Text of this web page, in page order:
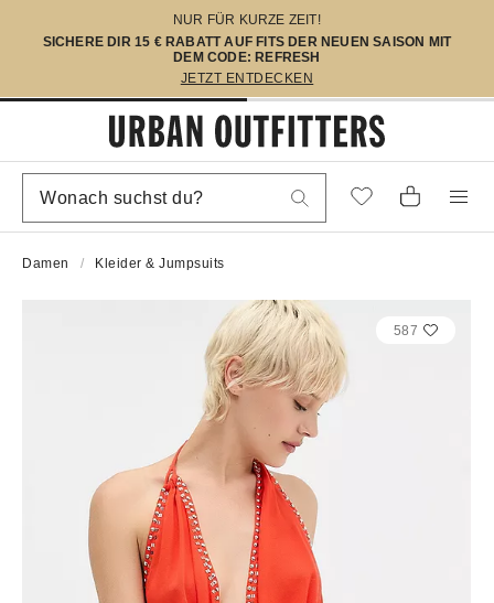
NUR FÜR KURZE ZEIT!
SICHERE DIR 15 € RABATT AUF FITS DER NEUEN SAISON MIT
DEM CODE: REFRESH
JETZT ENTDECKEN
Damen Kleider & Jumpsuits
587